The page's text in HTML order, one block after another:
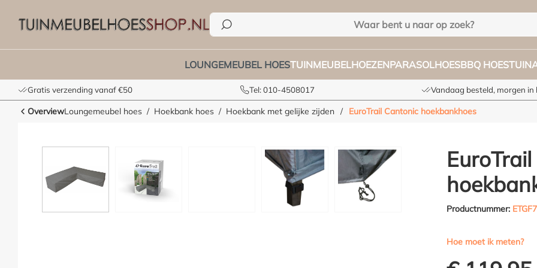
LOUNGEMEUBEL HOESTUINMEUBELHOEZENPARASOLHOESBBQ HOES
Gratis verzending vanaf €50 Tel: 010-4508017 Vandaag besteld, morgen in
OverviewLoungemeubel hoes Hoekbank hoes Hoekbank met gelijke zijden / EuroTrail Cantonic hoekbankhoes
Productnummer:
Hoe moet ik meten?